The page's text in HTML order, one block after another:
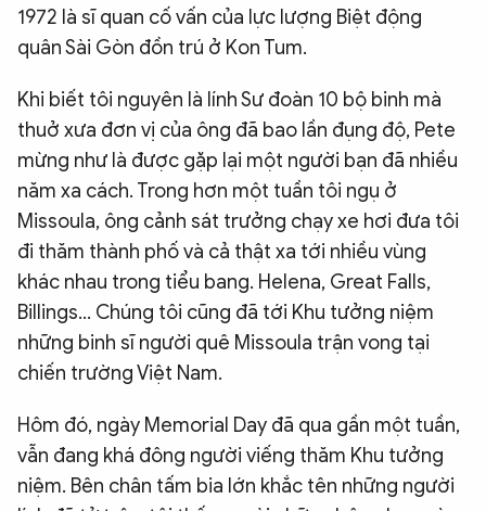
1972 là sĩ quan cố vấn của lực lượng Biệt động
quân Sài Gòn đồn trú ở Kon Tum.
Khi biết tôi nguyên là lính Sư đoàn 10 bộ binh mà
thuở xưa đơn vị của ông đã bao lần đụng độ, Pete
mừng như là được gặp lại một người bạn đã nhiều
năm xa cách. Trong hơn một tuần tôi ngụ ở
Missoula, ông cảnh sát trưởng chạy xe hơi đưa tôi
đi thăm thành phố và cả thật xa tới nhiều vùng
khác nhau trong tiểu bang. Helena, Great Falls,
Billings... Chúng tôi cũng đã tới Khu tưởng niệm
những binh sĩ người quê Missoula trận vong tại
chiến trường Việt Nam.
Hôm đó, ngày Memorial Day đã qua gần một tuần,
vẫn đang khá đông người viếng thăm Khu tưởng
niệm. Bên chân tấm bia lớn khắc tên những người